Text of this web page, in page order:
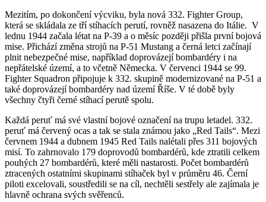
Mezitím, po dokončení výcviku, byla nová 332. Fighter Group,
která se skládala ze tří stíhacích perutí, rovněž nasazena do Itálie. V
lednu 1944 začala létat na P-39 a o měsíc později přišla první bojová
mise. Přichází změna strojů na P-51 Mustang a černá letci začínají
plnit nebezpečné mise, například doprovázejí bombardéry i na
nepřátelské území, a to včetně Německa. V červenci 1944 se 99.
Fighter Squadron připojuje k 332. skupině modernizované na P-51 a
také doprovázejí bombardéry nad území Říše. V té době byly
všechny čtyři černé stíhací perutě spolu.
Každá peruť má své vlastní bojové označení na trupu letadel. 332.
peruť má červený ocas a tak se stala známou jako „Red Tails“. Mezi
červnem 1944 a dubnem 1945 Red Tails nalétali přes 311 bojových
misí. To zahrnovalo 179 doprovodů bombardérů, kde ztratili celkem
pouhých 27 bombardérů, které měli nastarosti. Počet bombardérů
ztracených ostatními skupinami stíhaček byl v průměru 46. Černí
piloti excelovali, soustředili se na cíl, nechtěli sestřely ale zajímala je
hlavně ochrana svých svěřenců.